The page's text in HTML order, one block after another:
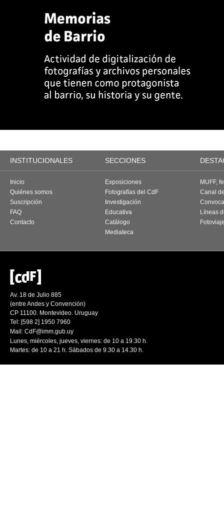
INSTITUCIONALES SECCIONES
Inicio
Quiénes somos
Suscripción
FAQ
Contacto
Exposiciones
Fotografías del CdF
Investigación
Educativa
Catálogo
Mediateca
MUFF,
Canal
Líneas
Av. 18 de Julio 885
(entre Andes y Convención)
CP 11100. Montevideo. Uruguay
Tel: [598 2] 1950 7960
Mail: CdF@imm.gub.uy
Lunes, miércoles, jueves, viernes: de 10 a 19.30 h.
Martes: de 10 a 21 h. Sábados de 9.30 a 14.30 h.